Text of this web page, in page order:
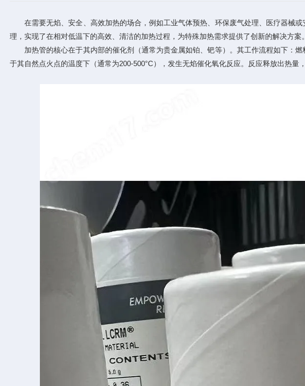
在需要无焰、安全、高效加热的场合，例如工业气体预热、环保废气处理、医疗器械
理，实现了在相对低温下的高效、清洁的加热过程，为特殊加热需求提供了创新的解决方案。
加热管的核心在于其内部的催化剂（通常为贵金属如铂、钯等）。其工作流程如下：燃
于其自然点火点的温度下（通常为200-500°C），发生无焰催化氧化反应。反应释放出热量